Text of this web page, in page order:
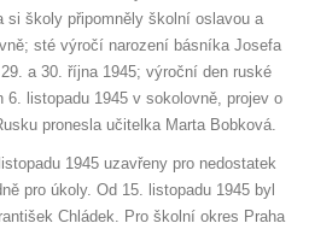
si školy připomněly školní oslavou a
sté výročí narození básníka Josefa
a 30. října 1945; výroční den ruské
6. listopadu 1945 v sokolovně, projev o
pronesla učitelka Marta Bobková.
1945 uzavřeny pro nedostatek
pro úkoly. Od 15. listopadu 1945 byl
Chládek. Pro školní okres Praha